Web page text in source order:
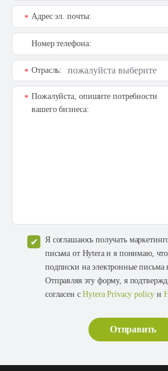
Адрес эл. почты:
*
Номер телефона:
Отрасль:
*
Пожалуйста, опишите потребности
вашего бизнеса:
*
Я соглашаюсь получать
письма от Hytera и я понимаю, что
подписки на электронные
Отправляя эту форму, я
согласен сHytera Privacy policy и